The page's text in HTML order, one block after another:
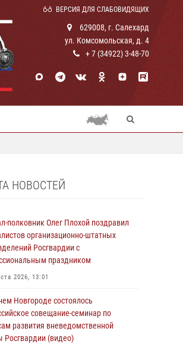
ВЕРСИЯ ДЛЯ СЛАБОВИДЯЩИХ
629008, г. Салехард
ул. Комсомольская, д. 4
+ 7 (34922) 3-48-70
НОВОСТЕЙ
полковник Олег Плохой поздравил
организационно-штатных
Росгвардии с
праздником
2026, 13:01
Новгороде состоялось
совещание-семинар по
развития вневедомственной
Росгвардии (видео)